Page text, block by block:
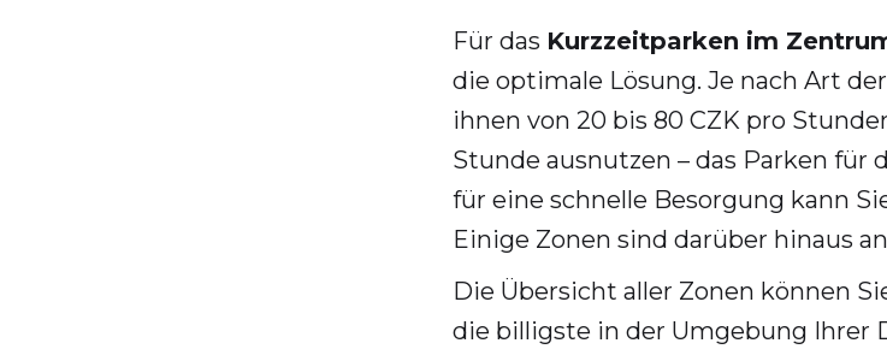
Für das Kurzzeitparken im
die optimale Lösung. Je nach Art
ihnen von 20 bis 80 CZK pro
Stunde ausnutzen – das Parken für
für eine schnelle Besorgung kann
Einige Zonen sind darüber hinaus
Die Übersicht aller Zonen können
die billigste in der Umgebung Ihrer